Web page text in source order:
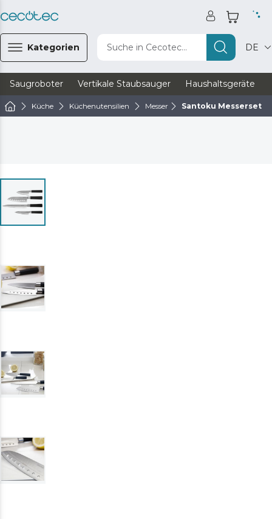
Kategorien Suche in Cecotec... DE
Saugroboter Vertikale Staubsauger Haushaltsgeräte
Küche Küchenutensilien Messer Santoku Messerset